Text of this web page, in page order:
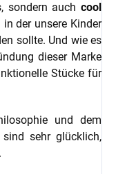
sondern auchcool
in der unsere Kinder
sollte. Und wie es
dieser Marke
Stücke für
und dem
sehr glücklich,